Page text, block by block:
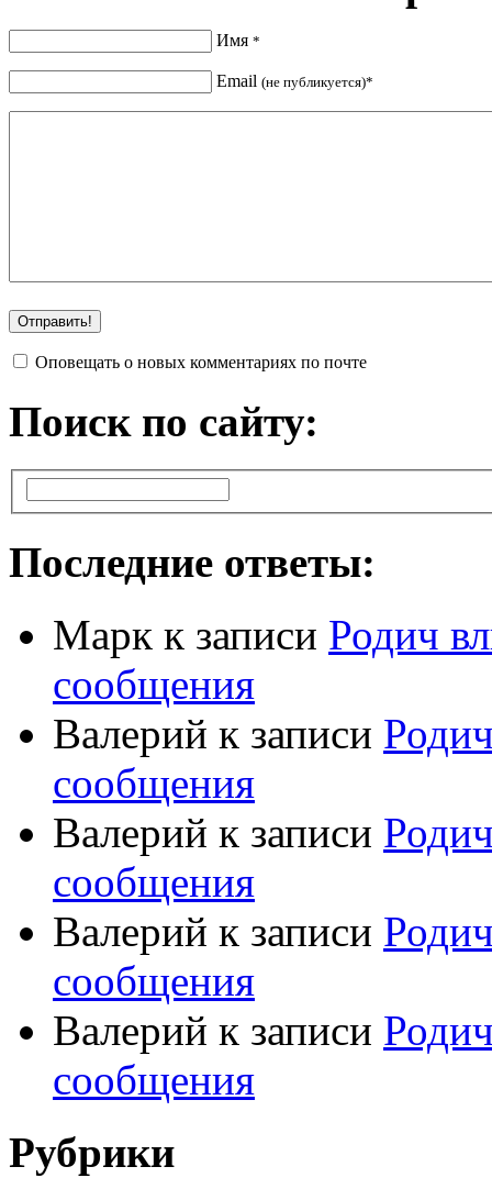
Имя *
Email (не публикуется)*
Оповещать о новых комментариях по почте
Поиск по сайту:
Последние ответы:
Марк к записи Родич
сообщения
Валерий к записи
сообщения
Валерий к записи
сообщения
Валерий к записи
сообщения
Валерий к записи
сообщения
Рубрики